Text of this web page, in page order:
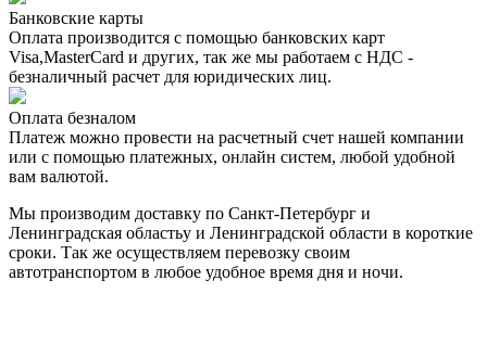
Банковские карты
Оплата производится с помощью банковских карт
Visa,MasterCard и других, так же мы работаем с НДС -
безналичный расчет для юридических лиц.
Оплата безналом
Платеж можно провести на расчетный счет нашей компании
или с помощью платежных, онлайн систем, любой удобной
вам валютой.
Мы производим доставку по Санкт-Петербург и
Ленинградская областьу и Ленинградской области в короткие
сроки. Так же осуществляем перевозку своим
автотранспортом в любое удобное время дня и ночи.